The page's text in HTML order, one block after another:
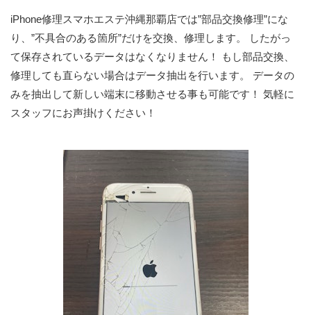
iPhone修理スマホエステ沖縄那覇店では”部品交換修理”にな
り、”不具合のある箇所”だけを交換、修理します。 したがっ
て保存されているデータはなくなりません！ もし部品交換、
修理しても直らない場合はデータ抽出を行います。 データの
みを抽出して新しい端末に移動させる事も可能です！ 気軽に
スタッフにお声掛けください！